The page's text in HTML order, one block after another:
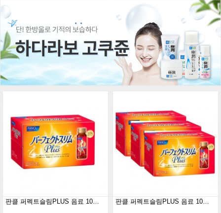
판클 퍼펙트슬림PLUS 음료 10일분 50ml x 10EA 판클 퍼펙트슬림PLUS 음료 10일분 50ml x 30EA